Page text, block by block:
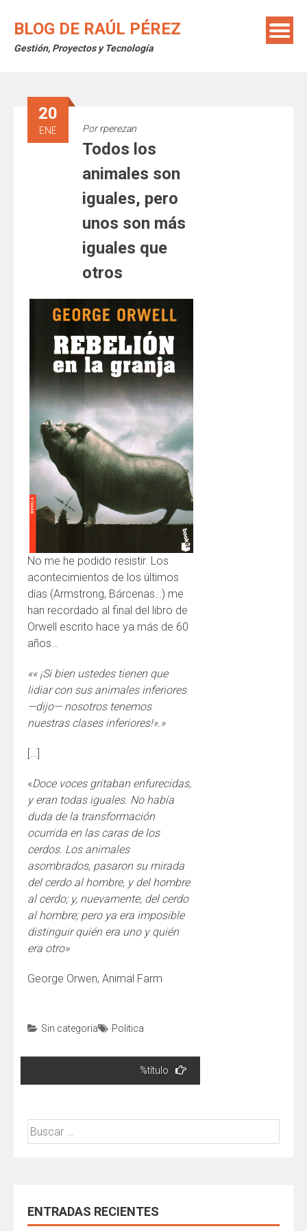
BLOG DE RAÚL PÉREZ
Gestión, Proyectos y Tecnología
20
ENE Porrperezan
Todos los
animales son
iguales, pero
unos son más
iguales que
otros
No me he podido resistir. Los
acontecimientos de los últimos
días (Armstrong, Bárcenas…) me
han recordado al final del libro de
Orwell escrito hace ya más de 60
años…
«« ¡Si bien ustedes tienen que
lidiar con sus animales inferiores
—dijo— nosotros tenemos
nuestras clases inferiores!».»
[…]
«Doce voces gritaban enfurecidas,
y eran todas iguales. No había
duda de la transformación
ocurrida en las caras de los
cerdos. Los animales
asombrados, pasaron su mirada
del cerdo al hombre, y del hombre
al cerdo; y, nuevamente, del cerdo
al hombre; pero ya era imposible
distinguir quién era uno y quién
era otro»
George Orwen, Animal Farm
Sin categoria Politica
Navegación
%título
Buscar:
ENTRADAS RECIENTES